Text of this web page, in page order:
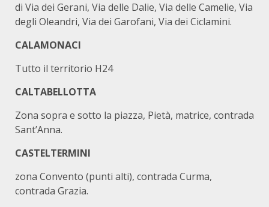
di Via dei Gerani, Via delle Dalie, Via delle Camelie, Via
degli Oleandri, Via dei Garofani, Via dei Ciclamini.
CALAMONACI
Tutto il territorio H24
CALTABELLOTTA
Zona sopra e sotto la piazza, Pietà, matrice, contrada
Sant’Anna.
CASTELTERMINI
zona Convento (punti alti), contrada Curma,
contrada Grazia.